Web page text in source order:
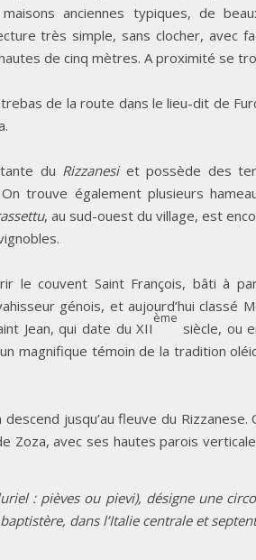
anciennes typiques, de
très simple, sans clocher, avec
de cinq mètres. A proximité se
de la route dans le lieu-dit de
du Rizzanesi et possède des
trouve également plusieurs
, au sud-ouest du village, est
le couvent Saint François, bâti à
génois, et aujourd’hui classé
Jean, qui date du XII
ème
siècle, ou
magnifique témoin de la tradition
jusqu’au fleuve du Rizzanese.
Zoza, avec ses hautes parois
: pièves ou pievi), désigne une
dans l’Italie centrale et